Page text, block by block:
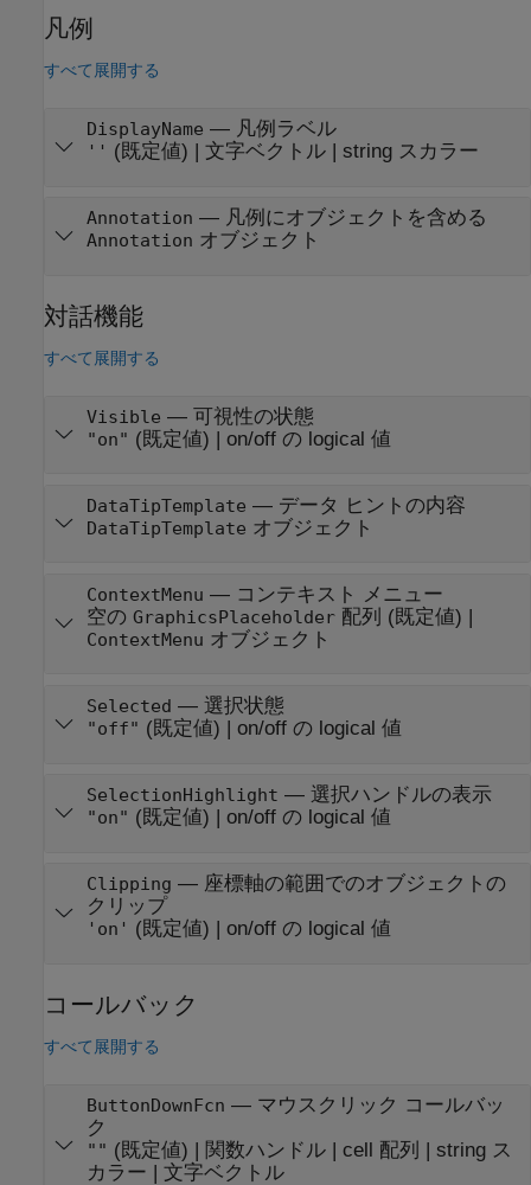
凡例
すべて展開する
DisplayName — 凡例ラベル
'' (既定値) | 文字ベクトル| string スカラー
Annotation — 凡例にオブジェクトを含める
Annotation オブジェクト
対話機能
すべて展開する
Visible — 可視性の状態
"on" (既定値) | on/off の logical 値
DataTipTemplate — データ ヒントの内容
DataTipTemplate オブジェクト
ContextMenu — コンテキスト メニュー
空の GraphicsPlaceholder配列 (既定値) |
ContextMenu オブジェクト
Selected — 選択状態
"off" (既定値) | on/off の logical 値
SelectionHighlight — 選択ハンドルの表示
"on" (既定値) | on/off の logical 値
Clipping — 座標軸の範囲でのオブジェクトの
クリップ
'on' (既定値) | on/off の logical 値
コールバック
すべて展開する
ButtonDownFcn — マウスクリック コールバッ
ク
"" (既定値) | 関数ハンドル| cell 配列 | string ス
カラー | 文字ベクトル